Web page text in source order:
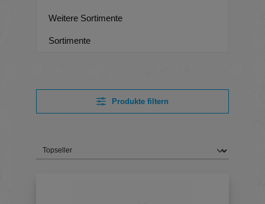
Weitere Sortimente
Sortimente
Produkte filtern